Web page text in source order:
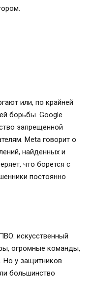
или, по крайней
борьбы. Google
запрещенной
Meta говорит о
найденных и
что борется с
постоянно
искусственный
огромные команды,
Но у защитников
большинство